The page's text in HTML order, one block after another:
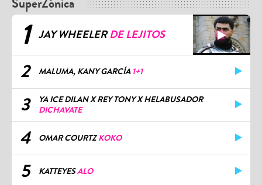
1 JAY WHEELERDE LEJITOS
2 MALUMA, KANY GARCÍA 1+1
3
YA ICE DILAN X REY TONY X HELABUSADOR
DICHAVATE
4 OMAR COURTZKOKO
5 KATTEYESALO